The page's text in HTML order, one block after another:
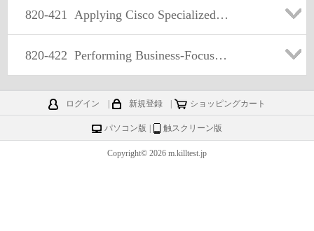
820-421 Applying Cisco Specialized Business Value Analysis
820-422 Performing Business-Focused Transformative Architecture Engagements
ログイン 新規登録 ショッピングカート
パソコン版 触スクリーン版
Copyright© 2026 m.killtest.jp